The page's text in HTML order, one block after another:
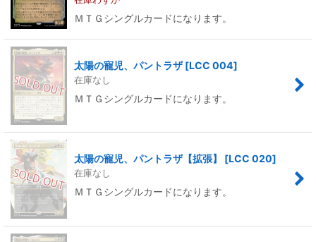
ＭＴＧシングルカードになります。
太陽の寵児、パントラザ [LCC 004]
在庫なし
ＭＴＧシングルカードになります。
太陽の寵児、パントラザ【拡張】 [LCC 020]
在庫なし
ＭＴＧシングルカードになります。